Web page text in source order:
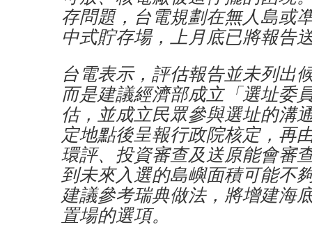
存問題，台電規劃在無人島或
中式貯存場，上月底已將報告
台電表示，評估報告並未列出
而是建議經濟部成立「選址委
估，並成立民眾參與選址的溝
定地點後呈報行政院核定，再
環評、投資審查及送原能會審
到未來入選的島嶼面積可能不
建議參考瑞典做法，將增建海
置場的選項。